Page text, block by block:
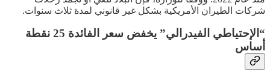
شركات الطيران الأمريكية بشكل غير قانوني لمدة ثلاث سنوات.
“الإحتياطي الفيدرالي” يخفض سعر الفائدة 25 نقطة
أساس